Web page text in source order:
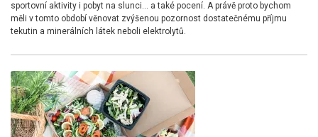
sportovní aktivity i pobyt na slunci… a také pocení. A právě proto bychom
měli v tomto období věnovat zvýšenou pozornost dostatečnému příjmu
tekutin a minerálních látek neboli elektrolytů.